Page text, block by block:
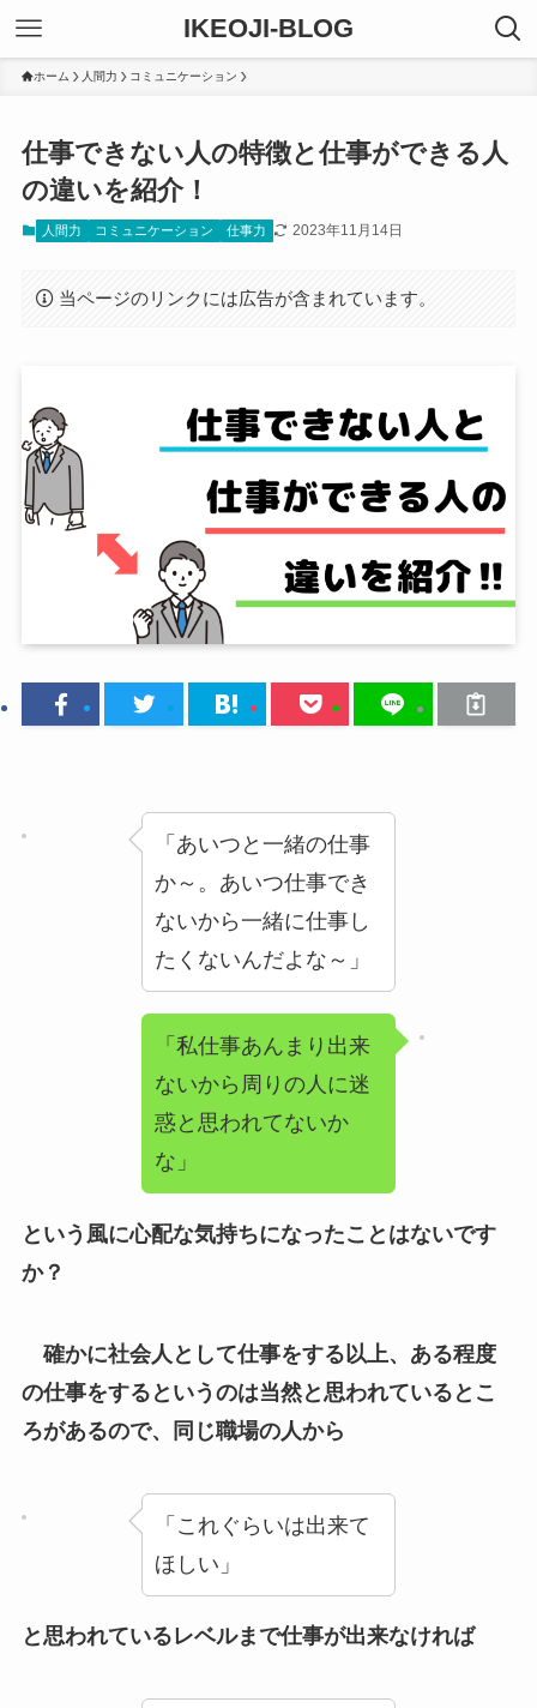
IKEOJI-BLOG
ホーム 人間力 コミュニケーション
仕事できない人の特徴と仕事ができる人
の違いを紹介！
人間力 コミュニケーション 仕事力 2023年11月14日
当ページのリンクには広告が含まれています。
「あいつと一緒の仕事
か～。あいつ仕事でき
ないから一緒に仕事し
たくないんだよな～」
「私仕事あんまり出来
ないから周りの人に迷
惑と思われてないか
な」
という風に心配な気持ちになったことはないです
か？
確かに社会人として仕事をする以上、ある程度
の仕事をするというのは当然と思われているとこ
ろがあるので、同じ職場の人から
「これぐらいは出来て
ほしい」
と思われているレベルまで仕事が出来なければ